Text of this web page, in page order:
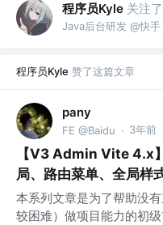
程序员Kyle 关注了
Java后台研发 @快手
程序员Kyle 赞了这篇文章
pany
FE @Baidu · 3年前
【V3 Admin Vite 4.x
局、路由菜单、全局样
本系列文章是为了帮助没
较困难）做项目能力的初